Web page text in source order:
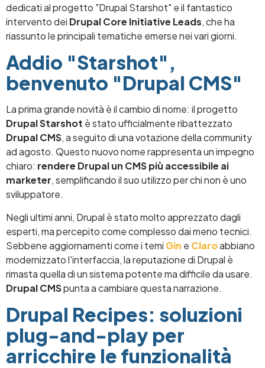
dedicati al progetto "Drupal Starshot" e il fantastico
intervento dei Drupal Core Initiative Leads, che ha
riassunto le principali tematiche emerse nei vari giorni.
Addio "Starshot",
benvenuto "Drupal CMS"
La prima grande novità è il cambio di nome: il progetto
Drupal Starshot è stato ufficialmente ribattezzato
Drupal CMS, a seguito di una votazione della community
ad agosto. Questo nuovo nome rappresenta un impegno
chiaro: rendere Drupal un CMS più accessibile ai
marketer, semplificando il suo utilizzo per chi non è uno
sviluppatore.
Negli ultimi anni, Drupal è stato molto apprezzato dagli
esperti, ma percepito come complesso dai meno tecnici.
Sebbene aggiornamenti come i temi Gin e Claroabbiano
modernizzato l'interfaccia, la reputazione di Drupal è
rimasta quella di un sistema potente ma difficile da usare.
Drupal CMSpunta a cambiare questa narrazione.
Drupal Recipes: soluzioni
plug-and-play per
arricchire le funzionalità